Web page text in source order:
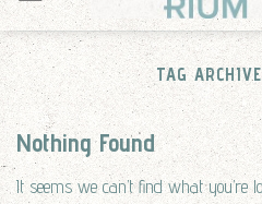
TAG
Nothing Found
It seems we can’t find what you’re